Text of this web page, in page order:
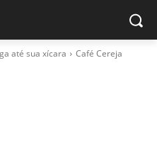
até sua xícara Café Cereja